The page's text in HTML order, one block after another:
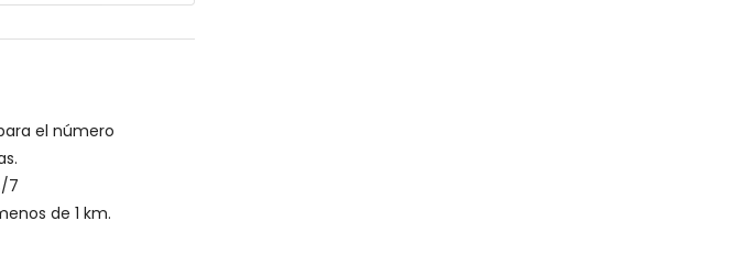
la casa)
el número
7
de 1 km.